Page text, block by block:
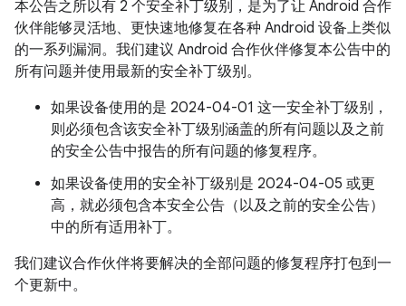
本公告之所以有 2 个安全补丁级别，是为了让 Android 合作
伙伴能够灵活地、更快速地修复在各种 Android 设备上类似
的一系列漏洞。我们建议 Android 合作伙伴修复本公告中的
所有问题并使用最新的安全补丁级别。
如果设备使用的是 2024-04-01 这一安全补丁级别，
则必须包含该安全补丁级别涵盖的所有问题以及之前
的安全公告中报告的所有问题的修复程序。
如果设备使用的安全补丁级别是 2024-04-05 或更
高，就必须包含本安全公告（以及之前的安全公告）
中的所有适用补丁。
我们建议合作伙伴将要解决的全部问题的修复程序打包到一
个更新中。